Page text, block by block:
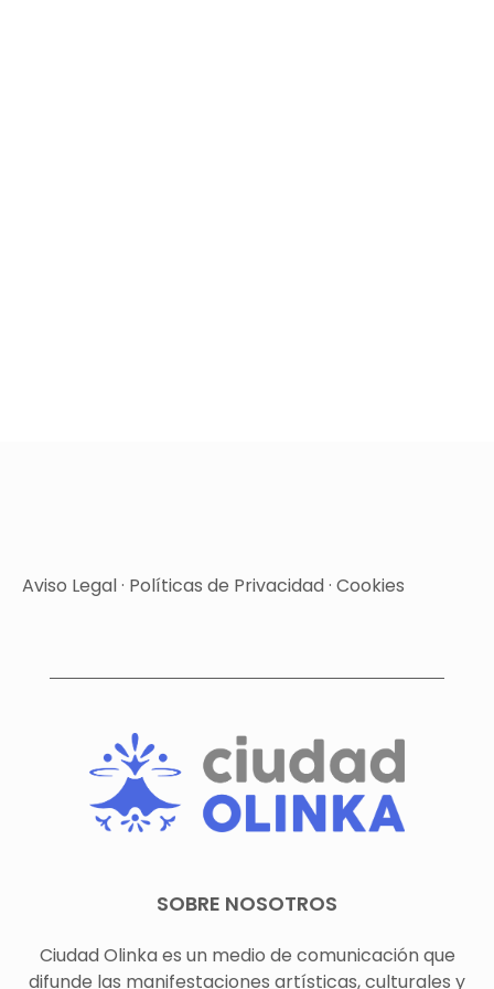
Aviso Legal· Políticas de Privacidad· Cookies
SOBRE NOSOTROS
Ciudad Olinka es un medio de comunicación que
difunde las manifestaciones artísticas, culturales y